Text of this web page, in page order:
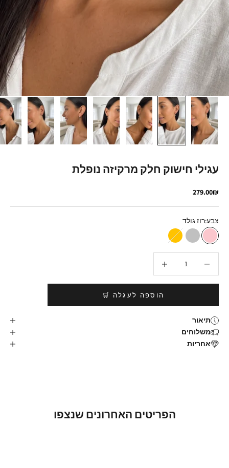
עגילי חישוק חלק מרקיזה נופלת
מחיר מבצע
279.00₪
צבע:רוז גולד
רוז גולדכסף זהב
הוספה לעגלה 🛒
תיאור
משלוחים
אחריות
הפריטים האחרונים שנצפו